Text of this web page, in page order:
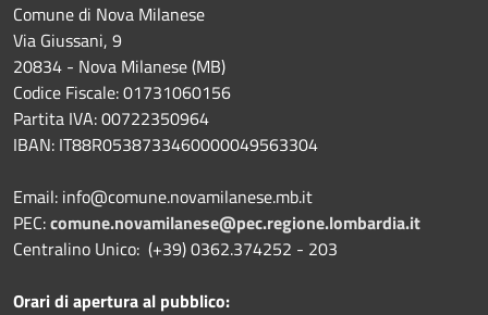
Comune di Nova Milanese
Via Giussani, 9
20834 - Nova Milanese (MB)
Codice Fiscale: 01731060156
Partita IVA: 00722350964
IBAN: IT88R0538733460000049563304
Email: info@comune.novamilanese.mb.it
PEC:comune.novamilanese@pec.regione.lombardia.it
Centralino Unico: (+39) 0362.374252 - 203
Orari di apertura al pubblico: